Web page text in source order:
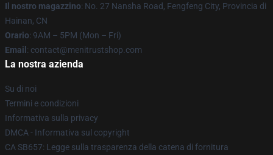
Il nostro magazzino: No. 27 Nansha Road, Fengfeng City, Provincia di
Hainan, CN
Orario: 9AM – 5PM (Mon – Fri)
Email : contact@menitrustshop.com
La nostra azienda
Su di noi
Termini e condizioni
Informativa sulla privacy
DMCA - Informativa sul copyright
CA SB657: Legge sulla trasparenza della catena di fornitura